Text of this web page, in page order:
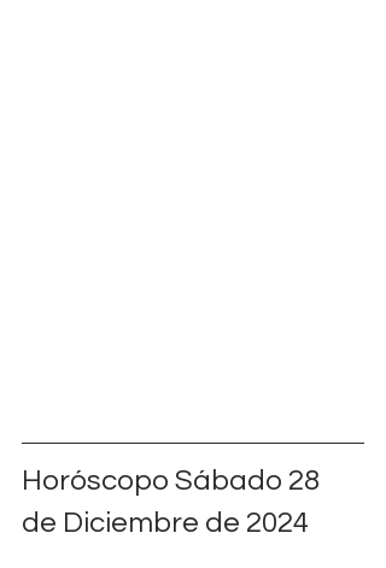
Horóscopo Sábado 28
de Diciembre de 2024